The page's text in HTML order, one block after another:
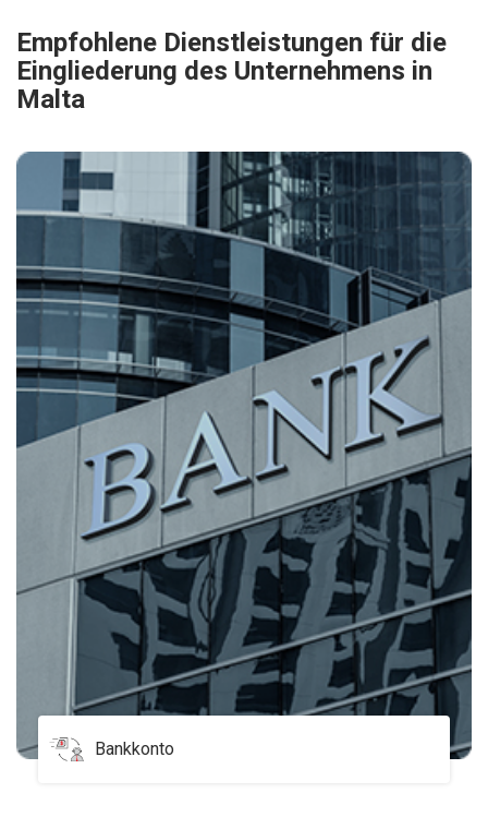
Empfohlene Dienstleistungen für die
Eingliederung des Unternehmens in
Malta
Bankkonto